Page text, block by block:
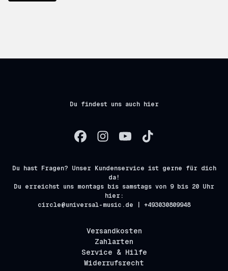
Du findest uns auch hier
Du hast Fragen? Unser Kundenservice ist gerne für dich
da!
Du erreichst uns montags bis samstags von 9 bis 20 Uhr
hier:
circle@universal-music.de | +493030809948
Versandkosten
Zahlarten
Service & Hilfe
Widerrufsrecht